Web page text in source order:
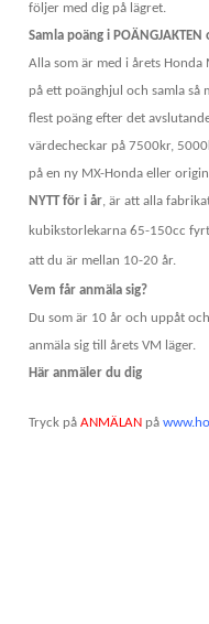
följer med dig på lägret.
Samla poäng i
Alla som är med i årets
på ett poänghjul och samla så
flest poäng efter det
värdecheckar på 7500kr,
på en ny MX-Honda eller
NYTT för i år, är att alla
kubikstorlekarna 65-150cc
att du är mellan 10-20 år.
Vem får anmäla sig?
Du som är 10 år och uppåt
anmäla sig till årets VM läger.
Här anmäler du dig
Tryck påANMÄLAN på